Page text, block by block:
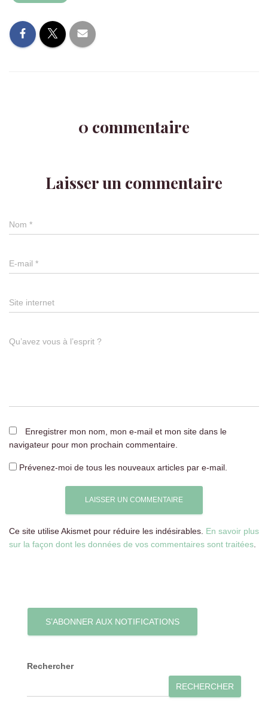
0 commentaire
Laisser un commentaire
Nom *
E-mail *
Site internet
Qu’avez vous à l’esprit ?
Enregistrer mon nom, mon e-mail et mon site dans le
navigateur pour mon prochain commentaire.
Prévenez-moi de tous les nouveaux articles par e-mail.
Ce site utilise Akismet pour réduire les indésirables. En savoir plus
sur la façon dont les données de vos commentaires sont traitées
S’ABONNER AUX NOTIFICATIONS
Rechercher
RECHERCHER